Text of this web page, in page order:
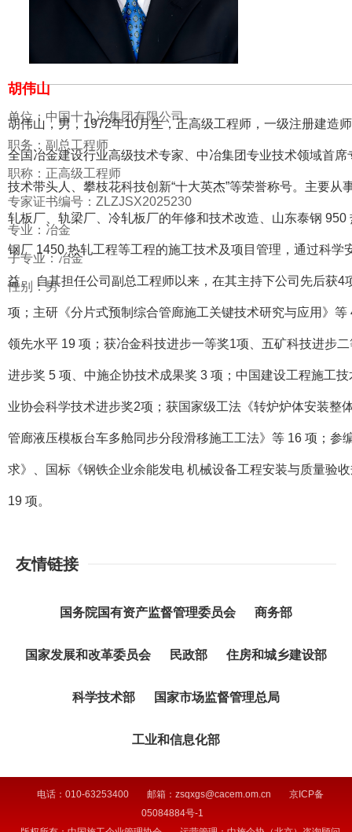
胡伟山
单位：中国十九冶集团有限公司
职务：副总工程师
职称：正高级工程师
专家证书编号：ZLZJSX2025230
专业：冶金
子专业：冶金
性别：男
胡伟山，男，1972年10月生，正高级工程师，一级注册建造
全国冶金建设行业高级技术专家、中冶集团专业技术领域首
技术带头人、攀枝花科技创新“十大英杰”等荣誉称号。主要
轧板厂、轨梁厂、冷轧板厂的年修和技术改造、山东泰钢
钢厂 1450 热轧工程等工程的施工技术及项目管理，通过科
益。 自其担任公司副总工程师以来，在其主持下公司先后获
项；主研《分片式预制综合管廊施工关键技术研究与应用》
领先水平 19 项；获冶金科技进步一等奖1项、五矿科技进步
进步奖 5 项、中施企协技术成果奖 3 项；中国建设工程施工
业协会科学技术进步奖2项；获国家级工法《转炉炉体安装整
管廊液压模板台车多舱同步分段滑移施工工法》等 16 项；
求》、国标《钢铁企业余能发电 机械设备工程安装与质量验
19 项。
友情链接
国务院国有资产监督管理委员会 商务部
国家发展和改革委员会 民政部 住房和城乡建设部
科学技术部 国家市场监督管理总局
工业和信息化部
电话：010-63253400 邮箱：zsqxgs@cacem.om.cn
京ICP备
05084884号-1